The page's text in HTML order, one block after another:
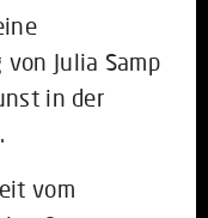
Julia Samp
in der
vom